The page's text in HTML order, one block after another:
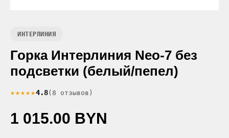
ИНТЕРЛИНИЯ
Горка Интерлиния Neo-7 без
подсветки (белый/пепел)
★★★★★4.8(8 отзывов)
1 015.00 BYN